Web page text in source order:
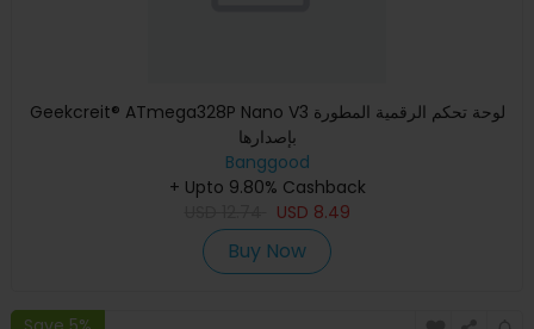
Geekcreit® ATmega328P Nano V3 لوحة تحكم الرقمية المطورة
بإصدارها
Banggood
+ Upto 9.80% Cashback
USD 8.49
Buy Now